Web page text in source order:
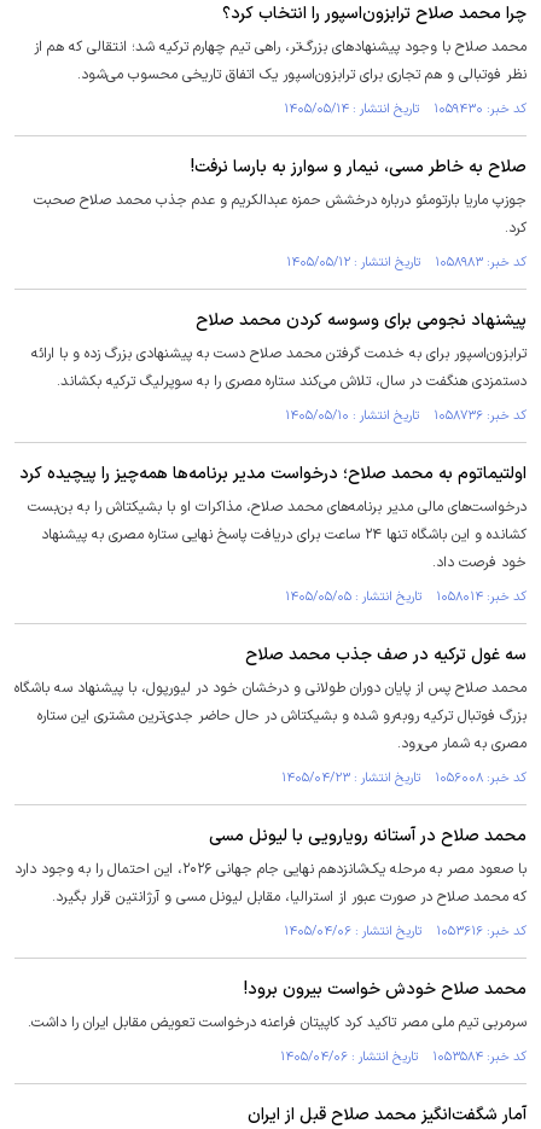
چرا محمد صلاح ترابزون‌اسپور را انتخاب کرد؟
محمد صلاح با وجود پیشنهاد‌های بزرگ‌تر، راهی تیم چهارم ترکیه شد؛ انتقالی که هم از
نظر فوتبالی و هم تجاری برای ترابزون‌اسپور یک اتفاق تاریخی محسوب می‌شود.
کد خبر: ۱۰۵۹۴۳۰ تاریخ انتشار : ۱۴۰۵/۰۵/۱۴
صلاح به خاطر مسی، نیمار و سوارز به بارسا نرفت!
جوزپ ماریا بارتومئو درباره درخشش حمزه عبدالکریم و عدم جذب محمد صلاح صحبت
کرد.
کد خبر: ۱۰۵۸۹۸۳ تاریخ انتشار : ۱۴۰۵/۰۵/۱۲
پیشنهاد نجومی برای وسوسه کردن محمد صلاح
ترابزون‌اسپور برای به خدمت گرفتن محمد صلاح دست به پیشنهادی بزرگ زده و با ارائه
دستمزدی هنگفت در سال، تلاش می‌کند ستاره مصری را به سوپرلیگ ترکیه بکشاند.
کد خبر: ۱۰۵۸۷۳۶ تاریخ انتشار : ۱۴۰۵/۰۵/۱۰
اولتیماتوم به محمد صلاح؛ درخواست مدیر برنامه‌ها همه‌چیز را پیچیده کرد
درخواست‌های مالی مدیر برنامه‌های محمد صلاح، مذاکرات او با بشیکتاش را به بن‌بست
کشانده و این باشگاه تنها ۲۴ ساعت برای دریافت پاسخ نهایی ستاره مصری به پیشنهاد
خود فرصت داد.
کد خبر: ۱۰۵۸۰۱۴ تاریخ انتشار : ۱۴۰۵/۰۵/۰۵
سه غول ترکیه در صف جذب محمد صلاح
محمد صلاح پس از پایان دوران طولانی و درخشان خود در لیورپول، با پیشنهاد سه باشگاه
بزرگ فوتبال ترکیه روبه‌رو شده و بشیکتاش در حال حاضر جدی‌ترین مشتری این ستاره
مصری به شمار می‌رود.
کد خبر: ۱۰۵۶۰۰۸ تاریخ انتشار : ۱۴۰۵/۰۴/۲۳
محمد صلاح در آستانه رویارویی با لیونل مسی
با صعود مصر به مرحله یک‌شانزدهم نهایی جام جهانی ۲۰۲۶، این احتمال را به وجود دارد
که محمد صلاح در صورت عبور از استرالیا، مقابل لیونل مسی و آرژانتین قرار بگیرد.
کد خبر: ۱۰۵۳۶۱۶ تاریخ انتشار : ۱۴۰۵/۰۴/۰۶
محمد صلاح خودش خواست بیرون برود!
سرمربی تیم ملی مصر تاکید کرد کاپیتان فراعنه درخواست تعویض مقابل ایران را داشت.
کد خبر: ۱۰۵۳۵۸۴ تاریخ انتشار : ۱۴۰۵/۰۴/۰۶
آمار شگفت‌انگیز محمد صلاح قبل از ایران